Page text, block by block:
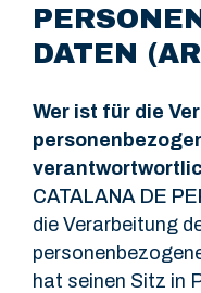
DATEN
Wer ist für die
CATALANA DE
die Verarbeitung
hat seinen Sitz in